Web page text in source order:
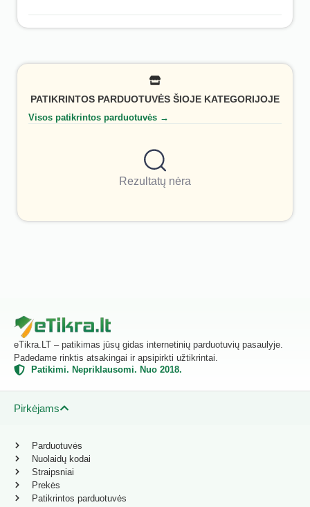
PATIKRINTOS PARDUOTUVĖS ŠIOJE KATEGORIJOJE
Visos patikrintos parduotuvės →
Rezultatų nėra
eTikra.LT – patikimas jūsų gidas internetinių parduotuvių pasaulyje.
Padedame rinktis atsakingai ir apsipirkti užtikrintai.
Patikimi. Nepriklausomi. Nuo 2018.
Pirkėjams
Parduotuvės
Nuolaidų kodai
Straipsniai
Prekės
Patikrintos parduotuvės